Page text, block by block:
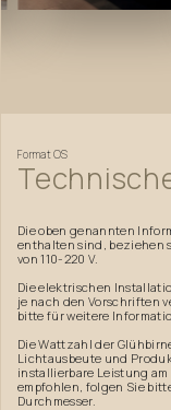
FormatOS
Die oben genannten
enthalten sind, beziehen
von 110-220 V.
Die elektrischen
je nach den Vorschriften
bitte für weitere
Die Wattzahl der
Lichtausbeute und
installierbare Leistung
empfohlen, folgen Sie
Durchmesser.